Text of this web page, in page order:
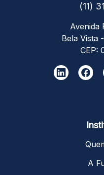
(11)
Avenida
Bela Vista
CEP:
A